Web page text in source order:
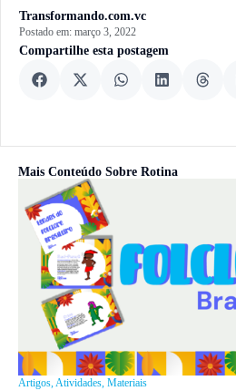
Transformando.com.vc
Postado em: março 3, 2022
Compartilhe esta postagem
Mais Conteúdo Sobre Rotina
Artigos,Atividades, Materiais